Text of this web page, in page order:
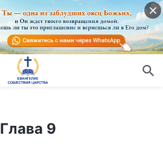
Глава 9